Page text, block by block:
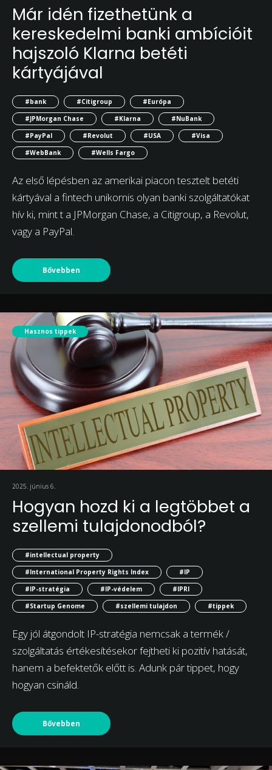
Már idén fizethetünk a
kereskedelmi banki ambícióit
hajszoló Klarna betéti
kártyájával
#bank #Citigroup
#Európa
#JPMorgan Chase
#Klarna
#NuBank
#PayPal
#Revolut #USA
#Visa
#WebBank
#Wells Fargo
Az első lépésben az amerikai piacon tesztelt betéti
kártyával a fintech unikornis olyan banki szolgáltatókat
hív ki, mint t a JPMorgan Chase, a Citigroup, a Revolut,
vagy a PayPal.
Bővebben
Hasznos tippek
2025. június 6.
Hogyan hozd ki a legtöbbet a
szellemi tulajdonodból?
#intellectual property
#International Property Rights Index
#IP
#IP-stratégia
#IP-védelem
#IPRI
#Startup Genome
#szellemi tulajdon #tippek
Egy jól átgondolt IP-stratégia nemcsak a termék /
szolgáltatás értékesítésekor fejtheti ki pozitív hatását,
hanem a befektetők előtt is. Adunk pár tippet, hogy
hogyan csináld.
Bővebben